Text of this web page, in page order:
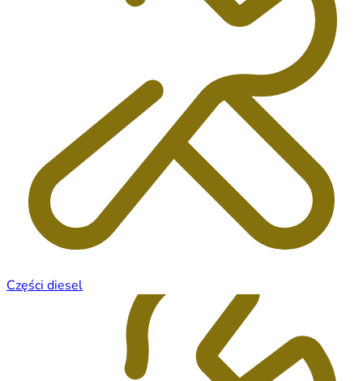
Części diesel